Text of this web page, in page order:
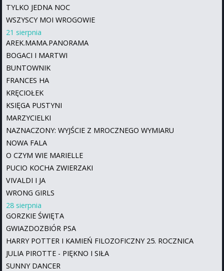
TYLKO JEDNA NOC
WSZYSCY MOI WROGOWIE
21 sierpnia
AREK.MAMA.PANORAMA
BOGACI I MARTWI
BUNTOWNIK
FRANCES HA
KRĘCIOŁEK
KSIĘGA PUSTYNI
MARZYCIELKI
NAZNACZONY: WYJŚCIE Z MROCZNEGO WYMIARU
NOWA FALA
O CZYM WIE MARIELLE
PUCIO KOCHA ZWIERZAKI
VIVALDI I JA
WRONG GIRLS
28 sierpnia
GORZKIE ŚWIĘTA
GWIAZDOZBIÓR PSA
HARRY POTTER I KAMIEŃ FILOZOFICZNY 25. ROCZNICA
JULIA PIROTTE - PIĘKNO I SIŁA
SUNNY DANCER